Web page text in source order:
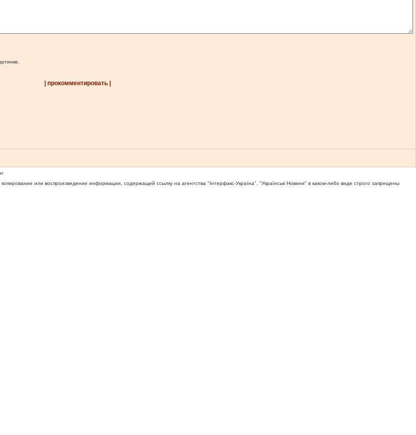
| прокомментировать |
или воспроизведение информации, содержащей ссылку на агентства "Iнтерфакс-Україна", "Українськi Новини" в каком-либо виде строго запрещены